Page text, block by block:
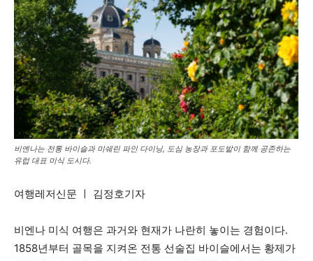
비엔나는 전통 바이슬과 미쉐린 파인 다이닝, 도심 농장과 포도밭이 함께 공존하는
유럽 대표 미식 도시다.
여행레저신문 ㅣ 김정호기자
비엔나 미식 여행은 과거와 현재가 나란히 놓이는 경험이다.
1858년부터 골목을 지켜온 전통 선술집 바이슬에서는 황제가